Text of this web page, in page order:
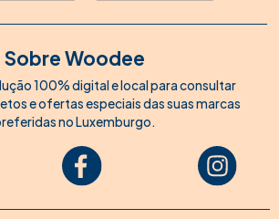
Sobre Woodee
100% digital e local para consultar
e ofertas especiais das suas marcas
no Luxemburgo.